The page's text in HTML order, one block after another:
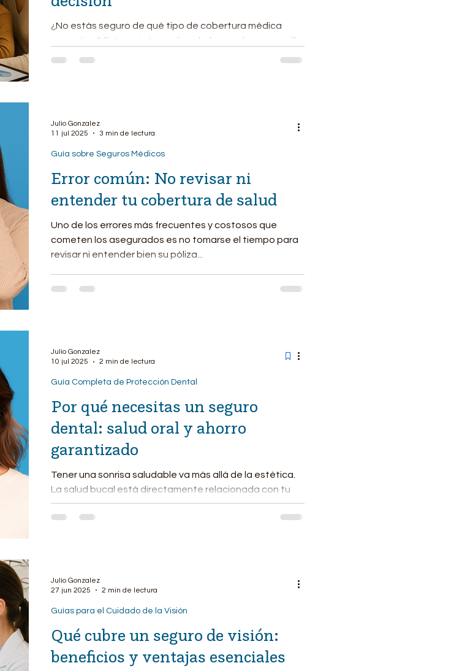
¿No estás seguro de qué tipo de cobertura médica
necesitas? Esta guía te explica de forma clara y sencilla
las opciones más comunes para...
Error común: No revisar ni
entender tu cobertura de salud
Uno de los errores más frecuentes y costosos que
cometen los asegurados es no tomarse el tiempo para
revisar ni entender bien su póliza...
Guía sobre Seguros Médicos
Julio Gonzalez
11 jul 2025
3 min de lectura
Por qué necesitas un seguro
dental: salud oral y ahorro
garantizado
Tener una sonrisa saludable va más allá de la estética.
La salud bucal está directamente relacionada con tu
bienestar general, y contar...
Guía Completa de Protección Dental
Julio Gonzalez
10 jul 2025
2 min de lectura
Qué cubre un seguro de visión:
beneficios y ventajas esenciales
Guías para el Cuidado de la Visión
Julio Gonzalez
27 jun 2025
2 min de lectura